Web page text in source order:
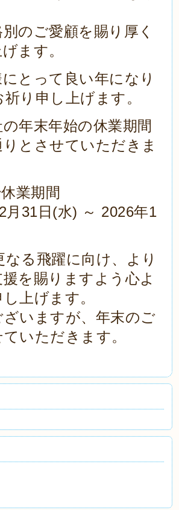
のご愛顧を賜り厚く
ます。
とって良い年になり
り申し上げます。
年末年始の休業期間
とさせていただきま
業期間
31日(水) ～ 2026年1
なる飛躍に向け、より
を賜りますよう心よ
上げます。
いますが、年末のご
いただきます。